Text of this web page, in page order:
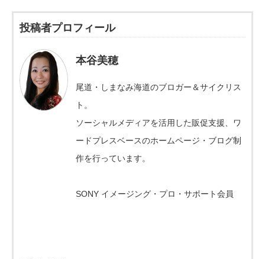
投稿者プロフィール
本谷美穂
尾道・しまなみ海道のブロガー＆サイクリス
ト。
ソーシャルメディアを活用した販促支援、ワ
ードプレスベースのホームページ・ブログ制
作を行っています。
SONY イメージング・プロ・サポート会員